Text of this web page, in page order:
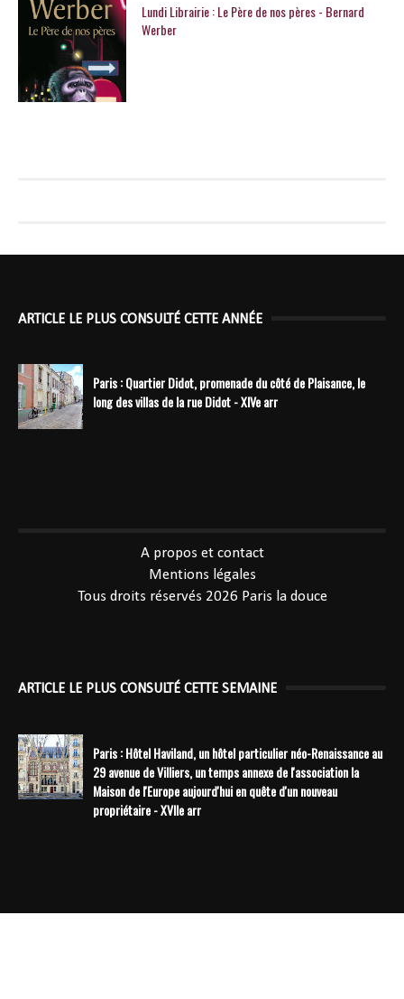
Lundi Librairie : Le Père de nos pères - Bernard
Werber
ARTICLE LE PLUS CONSULTÉ CETTE ANNÉE
Paris : Quartier Didot, promenade du côté de Plaisance, le
long des villas de la rue Didot - XIVe arr
A propos et contact
Mentions légales
Tous droits réservés 2026 Paris la douce
ARTICLE LE PLUS CONSULTÉ CETTE SEMAINE
Paris : Hôtel Haviland, un hôtel particulier néo-Renaissance au
29 avenue de Villiers, un temps annexe de l'association la
Maison de l'Europe aujourd'hui en quête d'un nouveau
propriétaire - XVIIe arr